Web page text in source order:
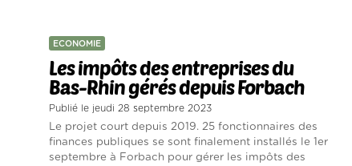
ECONOMIE
Les impôts des entreprises du
Bas-Rhin gérés depuis Forbach
Publié le jeudi 28 septembre 2023
Le projet court depuis 2019. 25 fonctionnaires des
finances publiques se sont finalement installés le 1er
septembre à Forbach pour gérer les impôts des